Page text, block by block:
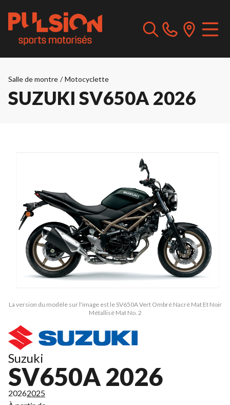
Salle de montre / Motocyclette
SUZUKI SV650A 2026
La version du modèle sur l'image est le SV650A Vert Ombré Nacré Mat Et Noir
Métallisé Mat No. 2
Suzuki
SV650A 2026
20262025